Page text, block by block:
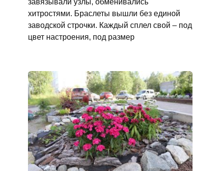
хитростями. Браслеты вышли без единой
заводской строчки. Каждый сплел свой – под
цвет настроения, под размер